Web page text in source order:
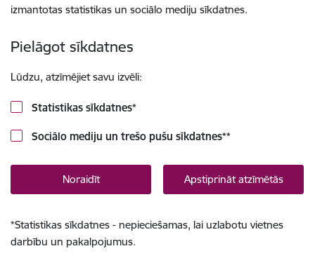
izmantotas statistikas un sociālo mediju sīkdatnes.
Pielāgot sīkdatnes
Lūdzu, atzīmējiet savu izvēli:
Statistikas sīkdatnes*
Sociālo mediju un trešo pušu sīkdatnes**
Noraidīt Apstiprināt atzīmētās
*Statistikas sīkdatnes - nepieciešamas, lai uzlabotu vietnes
darbību un pakalpojumus.